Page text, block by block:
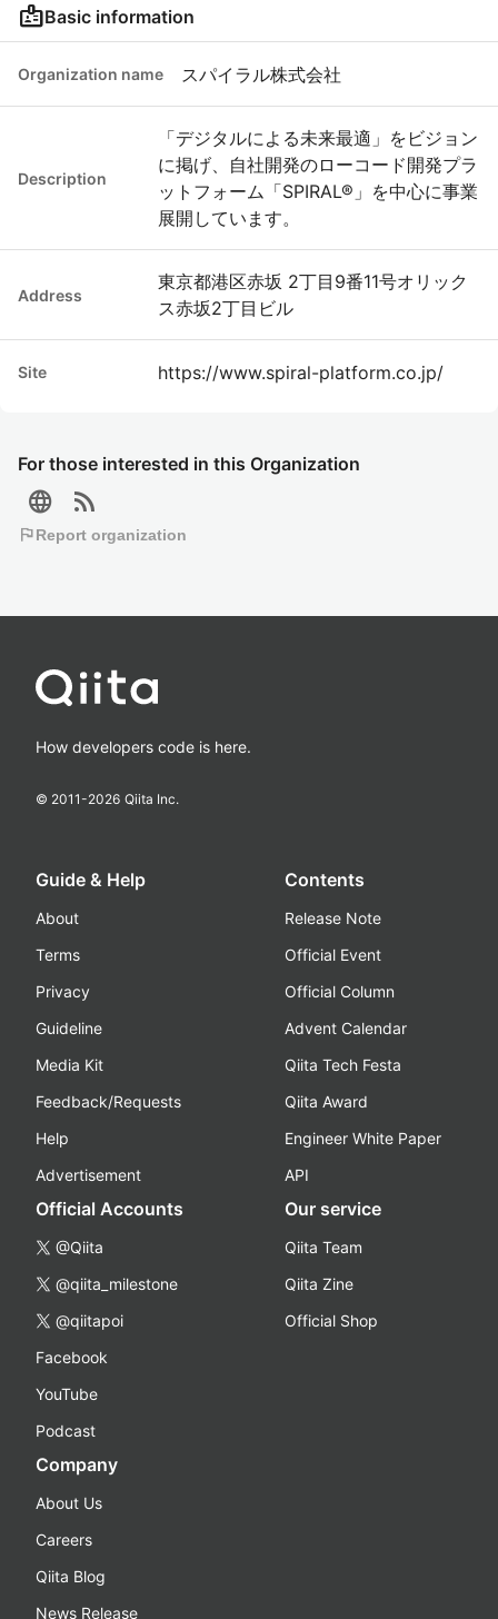
For those interested in this Organization
language rss_feed
flagReport organization
badgeBasic information
Organization name スパイラル株式会社
Description
「デジタルによる未来最適」をビジョン
に掲げ、自社開発のローコード開発プラ
ットフォーム「SPIRAL®」を中心に事業
展開しています。
Address
東京都港区赤坂 2丁目9番11号オリック
ス赤坂2丁目ビル
Site https://www.spiral-platform.co.jp/
How developers code is here.
© 2011-2026 Qiita Inc.
Guide & Help
About
Terms
Privacy
Guideline
Media Kit
Feedback/Requests
Help
Advertisement
Contents
Release Note
Official Event
Official Column
Advent Calendar
Qiita Tech Festa
Qiita Award
Engineer White Paper
API
Official Accounts
@Qiita
@qiita_milestone
@qiitapoi
Facebook
YouTube
Podcast
Our service
Qiita Team
Qiita Zine
Official Shop
Company
About Us
Careers
Qiita Blog
News Release